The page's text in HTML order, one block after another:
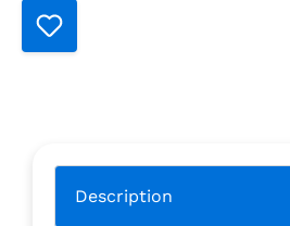
Description